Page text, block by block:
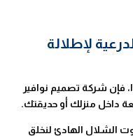
لإطلالة
فإن شركة تصميم نوافير
داخل منزلك أو حديقتك.
الشلال الهادئ لنخلق